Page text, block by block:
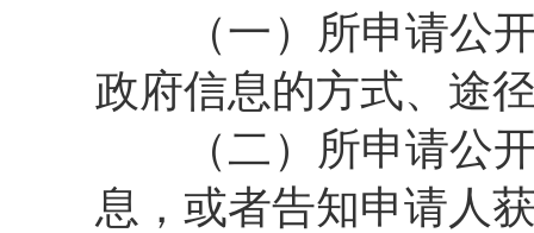
（一）所申请公开
政府信息的方式、途
（二）所申请公开
息，或者告知申请人